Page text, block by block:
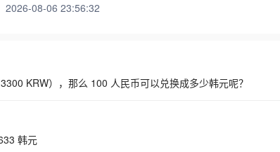
2026-08-06 23:56:32
KRW），那么 100 人民币可以兑换成多少韩元呢？
韩元